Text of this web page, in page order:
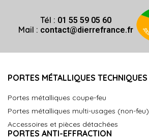
Tél : 01 55 59 05 60
Mail : contact@dierrefrance.fr
PORTES MÉTALLIQUES TECHNIQUES
Portes métalliques coupe-feu
Portes métalliques multi-usages (non-feu)
Accessoires et pièces détachées
PORTES ANTI-EFFRACTION